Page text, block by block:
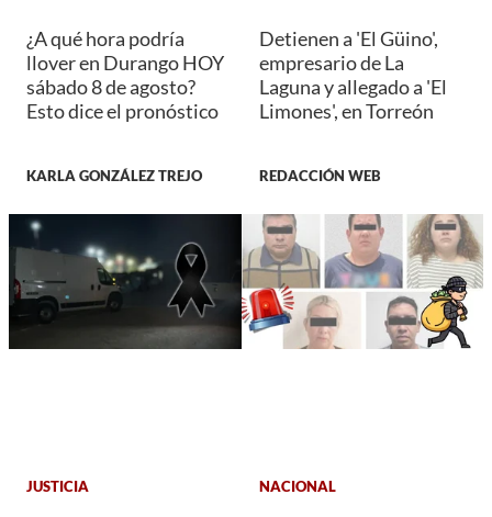
¿A qué hora podría
llover en Durango HOY
sábado 8 de agosto?
Esto dice el pronóstico
KARLA GONZÁLEZ TREJO
Detienen a 'El Güino',
empresario de La
Laguna y allegado a 'El
Limones', en Torreón
REDACCIÓN WEB
JUSTICIA NACIONAL